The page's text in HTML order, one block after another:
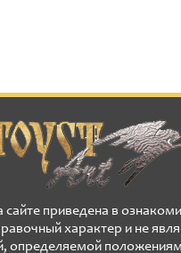
приведена в
характер и не
определяемой